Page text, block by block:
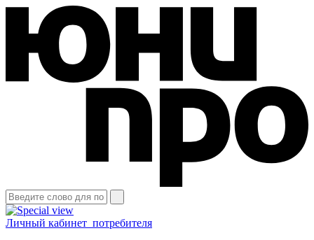
Личный кабинет потребителя